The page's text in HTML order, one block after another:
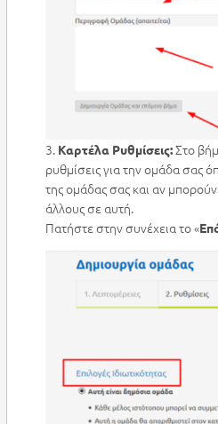
3. Καρτέλα Ρυθμίσεις:Στο
ρυθμίσεις για την ομάδα σας
της ομάδας σας και αν
άλλους σε αυτή.
Πατήστε στην συνέχεια το «